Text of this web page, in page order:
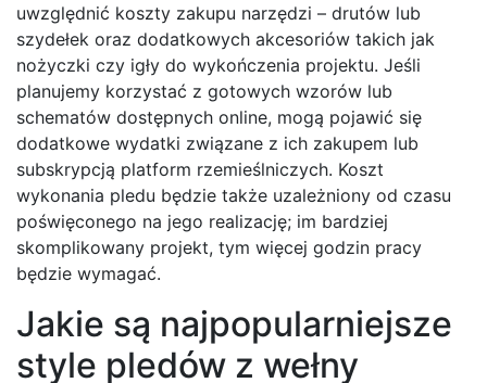
uwzględnić koszty zakupu narzędzi – drutów lub
szydełek oraz dodatkowych akcesoriów takich jak
nożyczki czy igły do wykończenia projektu. Jeśli
planujemy korzystać z gotowych wzorów lub
schematów dostępnych online, mogą pojawić się
dodatkowe wydatki związane z ich zakupem lub
subskrypcją platform rzemieślniczych. Koszt
wykonania pledu będzie także uzależniony od czasu
poświęconego na jego realizację; im bardziej
skomplikowany projekt, tym więcej godzin pracy
będzie wymagać.
Jakie są najpopularniejsze
style pledów z wełny